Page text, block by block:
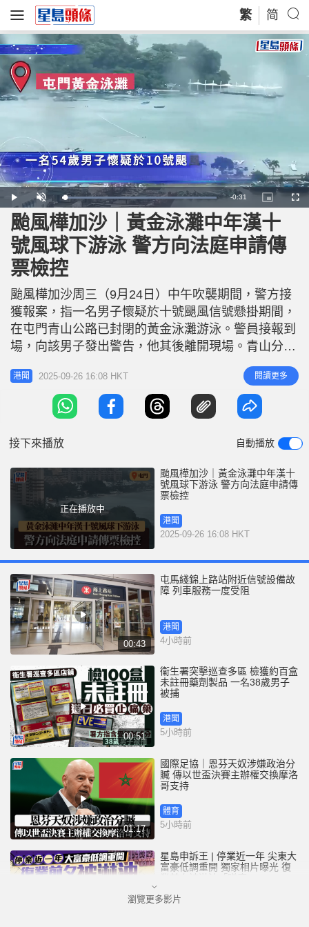
繁 简
P
l
a
y
U
n
m
u
t
e
L
o
a
d
e
d
:
1
0
%
R
e
m
n
n
-0:31
P
i
c
t
e
c
t
r
e
F
u
颱風樺加沙｜黃金泳灘中年漢十
號風球下游泳 警方向法庭申請傳
票檢控
颱風樺加沙周三（9月24日）中午吹襲期間，警方接
獲報案，指一名男子懷疑於十號颶風信號懸掛期間，
在屯門青山公路已封閉的黃金泳灘游泳。警員接報到
場，向該男子發出警告，他其後離開現場。青山分區
人員經進一步調查後，今日（9月26日）向法庭申請
傳票，檢控該名54歲姓戴男子，涉嫌違犯《公眾衞生
及市政條例》之下的《泳灘規例》。 根據《公眾衞
生及市政條例》之下的《泳灘規例》，任何人士如不
港聞 2025-09-26 16:08 HKT 閱讀更多
接下來播放 自動播放
正在播放中
颱風樺加沙｜黃金泳灘中年漢十
號風球下游泳 警方向法庭申請傳
票檢控
港聞
2025-09-26 16:08 HKT
00:43
屯馬綫錦上路站附近信號設備故
障 列車服務一度受阻
港聞
4小時前
00:51
衞生署突擊巡查多區 檢獲約百盒
未註冊藥劑製品 一名38歲男子
被捕
港聞
5小時前
01:17
國際足協｜恩芬天奴涉嫌政治分
贓 傳以世盃決賽主辦權交換摩洛
哥支持
體育
5小時前
星島申訴王 | 停業近一年 尖東大
富豪低調重開 獨家相片曝光 復
業前夕被淋油「贈慶」
港聞
瀏覽更多影片